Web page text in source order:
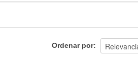
Ordenar por